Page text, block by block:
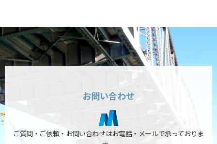
お問い合わせ
ご質問・ご依頼・お問い合わせはお電話・メールで承っておりま